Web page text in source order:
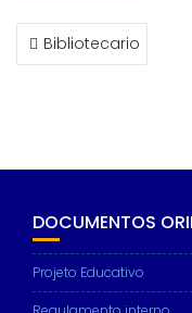
NAVEGAÇÃO
DEBibliotecario
DOCUMENTOS
Projeto Educativo